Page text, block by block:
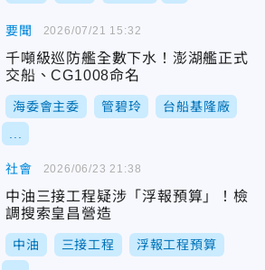
要聞
千噸級巡防艦全數下水！澎湖艦正式
交船、CG1008命名
海委會主委 管碧玲 台船基隆廠
2026/07/21 15:32
社會
中油三接工程疑涉「浮報預算」！檢
調搜索皇昌營造
中油 三接工程 浮報工程預算
2026/06/23 21:38